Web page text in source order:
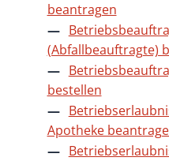
beantragen
(Abfallbeauftragte)
bestellen
Apotheke